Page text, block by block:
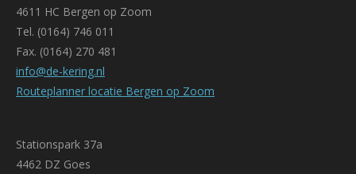
4611 HC Bergen op Zoom
Tel. (0164) 746 011
Fax. (0164) 270 481
info@de-kering.nl
Routeplanner locatie Bergen op Zoom
Stationspark 37a
4462 DZ Goes